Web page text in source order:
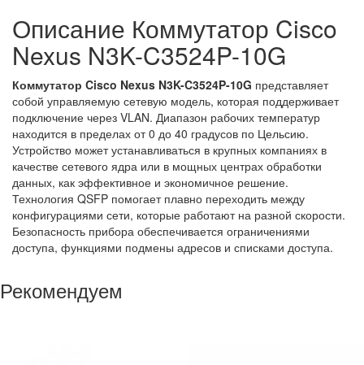
Описание Коммутатор Cisco
Nexus N3K-C3524P-10G
Коммутатор Cisco Nexus N3K-C3524P-10G представляет
собой управляемую сетевую модель, которая поддерживает
подключение через VLAN. Диапазон рабочих температур
находится в пределах от 0 до 40 градусов по Цельсию.
Устройство может устанавливаться в крупных компаниях в
качестве сетевого ядра или в мощных центрах обработки
данных, как эффективное и экономичное решение.
Технология QSFP помогает плавно переходить между
конфигурациями сети, которые работают на разной скорости.
Безопасность прибора обеспечивается ограничениями
доступа, функциями подмены адресов и списками доступа.
Рекомендуем